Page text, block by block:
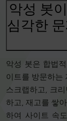
악성 봇
심각한
악성 봇은 합법
이트를 방문하는
스크랩하고, 크
하고, 재고를 쌓
하여 사이트 속